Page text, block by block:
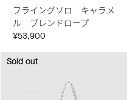
フライングソロ キャラメ
ル ブレンドロープ
¥53,900
Sold out
Sold out